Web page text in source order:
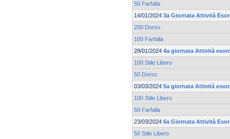
50 Farfalla
14/01/2024 3a Giornata Attività
200 Dorso
100 Farfalla
28/01/2024 4a giornata Attività
100 Stile Libero
50 Dorso
03/03/2024 5a giornata Attività
100 Stile Libero
50 Farfalla
23/03/2024 6a Giornata Attività
50 Stile Libero